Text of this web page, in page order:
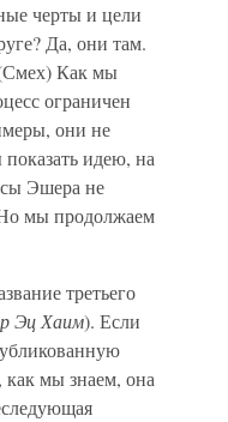
черты и цели
Да, они там.
Как мы
ограничен
они не
идею, на
Эшера не
мы продолжаем
третьего
Эц Хаим). Если
мы знаем, она